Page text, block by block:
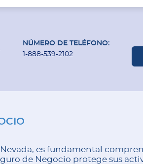
NÚMERO DE TELÉFONO:
1-888-539-2102
es fundamental
de Negocio protege sus